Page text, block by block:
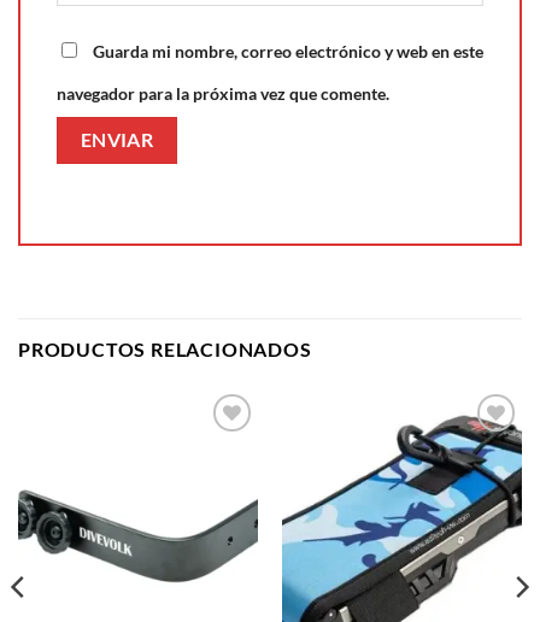
Guarda mi nombre, correo electrónico y web en este
navegador para la próxima vez que comente.
PRODUCTOS RELACIONADOS
Añadir
a la
lista de
deseos